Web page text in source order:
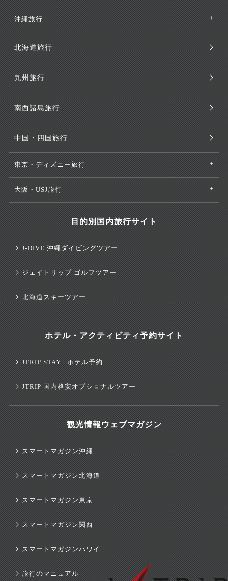
沖縄旅行
北海道旅行
九州旅行
南西諸島旅行
中国・四国旅行
東京・ディズニー旅行
大阪・USJ旅行
目的別国内旅行サイト
J-DIVE 沖縄ダイビングツアー
ジェイトリップ ゴルフツアー
北海道スキーツアー
ホテル・アクティビティ予約サイト
JTRIP STAY+ ホテル予約
JTRIP 国内格安オプショナルツアー
観光情報ウェブマガジン
スマートマガジン沖縄
スマートマガジン北海道
スマートマガジン東京
スマートマガジン関西
スマートマガジンハワイ
旅行のマニュアル